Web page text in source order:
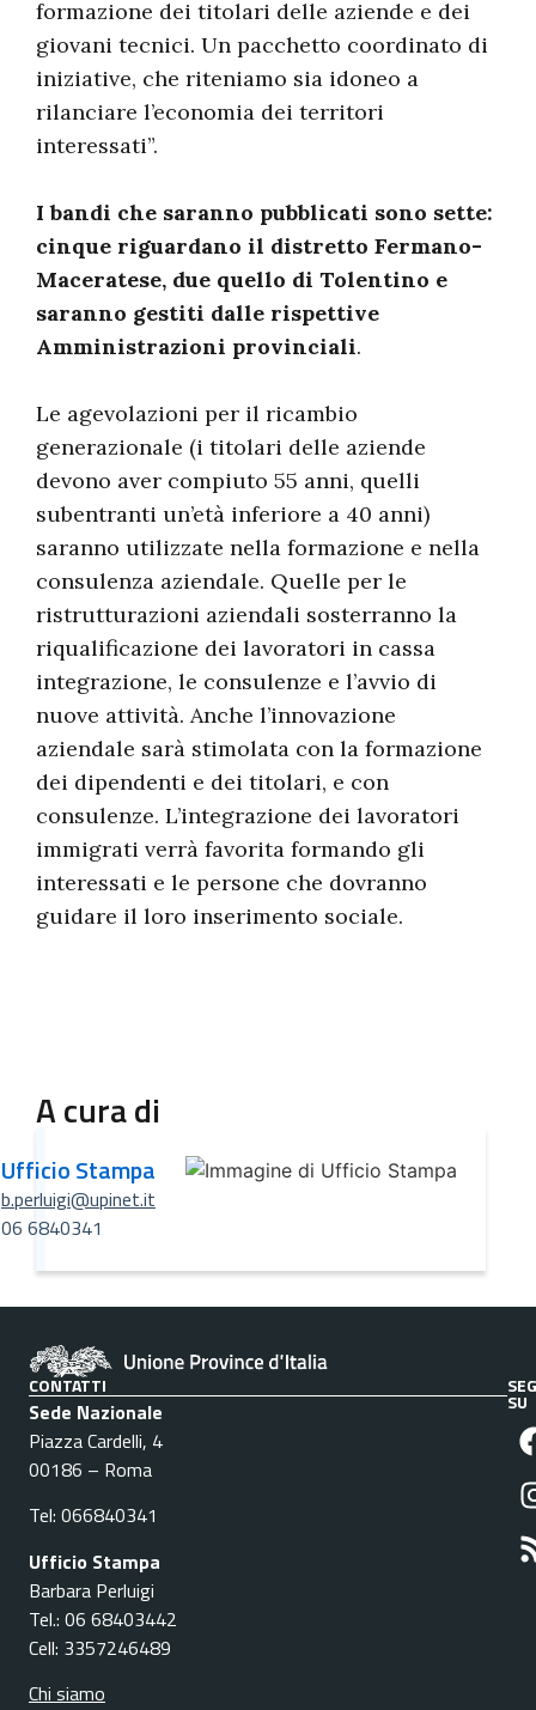
formazione dei titolari delle aziende e dei
giovani tecnici. Un pacchetto coordinato di
iniziative, che riteniamo sia idoneo a
rilanciare l’economia dei territori
interessati”.
I bandi che saranno pubblicati sono sette:
cinque riguardano il distretto Fermano-
Maceratese, due quello di Tolentino e
saranno gestiti dalle rispettive
Amministrazioni provinciali.
Le agevolazioni per il ricambio
generazionale (i titolari delle aziende
devono aver compiuto 55 anni, quelli
subentranti un’età inferiore a 40 anni)
saranno utilizzate nella formazione e nella
consulenza aziendale. Quelle per le
ristrutturazioni aziendali sosterranno la
riqualificazione dei lavoratori in cassa
integrazione, le consulenze e l’avvio di
nuove attività. Anche l’innovazione
aziendale sarà stimolata con la formazione
dei dipendenti e dei titolari, e con
consulenze. L’integrazione dei lavoratori
immigrati verrà favorita formando gli
interessati e le persone che dovranno
guidare il loro inserimento sociale.
A cura di
Ufficio Stampa
b.perluigi@upinet.it
06 6840341
CONTATTI
Sede Nazionale
Piazza Cardelli, 4
00186 – Roma
Tel: 066840341
Ufficio Stampa
Barbara Perluigi
Tel.: 06 68403442
Cell: 3357246489
Chi siamo
SU